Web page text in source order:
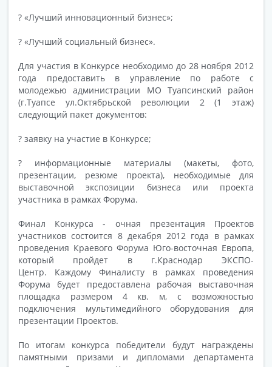
? «Лучший инновационный бизнес»;
? «Лучший социальный бизнес».
Для участия в Конкурсе необходимо до 28 ноября 2012
года предоставить в управление по работе с
молодежью администрации МО Туапсинский район
(г.Туапсе ул.Октябрьской революции 2 (1 этаж)
следующий пакет документов:
? заявку на участие в Конкурсе;
? информационные материалы (макеты, фото,
презентации, резюме проекта), необходимые для
выставочной экспозиции бизнеса или проекта
участника в рамках Форума.
Финал Конкурса - очная презентация Проектов
участников состоится 8 декабря 2012 года в рамках
проведения Краевого Форума Юго-восточная Европа,
который пройдет в г.Краснодар ЭКСПО-
Центр. Каждому Финалисту в рамках проведения
Форума будет предоставлена рабочая выставочная
площадка размером 4 кв. м, с возможностью
подключения мультимедийного оборудования для
презентации Проектов.
По итогам конкурса победители будут награждены
памятными призами и дипломами департамента